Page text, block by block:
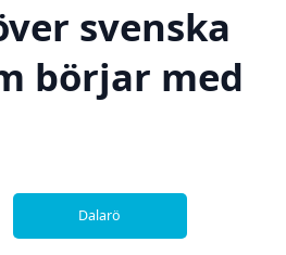
svenska
börjar med
Dalarö